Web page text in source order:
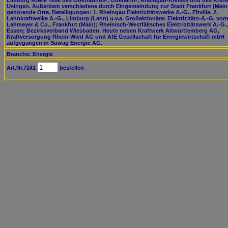
Usingen. Außerdem verschiedene durch Eingemeindung zur Stadt Frankfurt
gehörende Orte. Beteiligungen: 1. Rheingau Elektricitätswerke A.-G., Eltville. 2.
Lahnkraftweike A.-G., Limburg (Lahn) u.v.a. Großaktionäre: Elektrizitäts-A.-G.
Lahmeyer & Co., Frankfurt (Main); Rheinisch-Westfälisches Elektrizitätswerk A.-G.,
Essen; Bezirksverband Wiesbaden. Heute neben Kraftwerk Altwürttemberg AG,
Kraftversorgung Rhein-Wied AG und AfE Gesellschaft für Energiewirtschaft mbH
aufgegangen in Süwag Energie AG.
Branche: Energie
Art.Nr.7241 bestellen